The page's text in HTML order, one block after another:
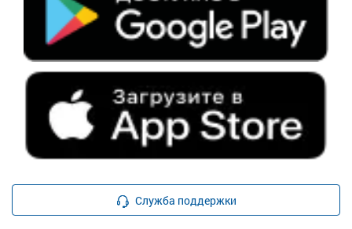
Служба поддержки